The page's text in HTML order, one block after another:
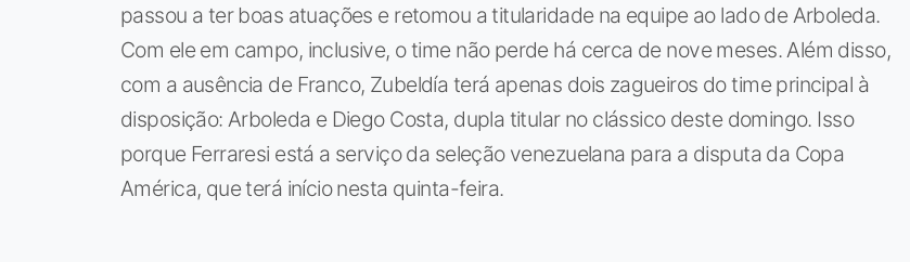
passou a ter boas atuações e retomou a titularidade na equipe ao lado de Arboleda.
Com ele em campo, inclusive, o time não perde há cerca de nove meses. Além disso,
com a ausência de Franco, Zubeldía terá apenas dois zagueiros do time principal à
disposição: Arboleda e Diego Costa, dupla titular no clássico deste domingo. Isso
porque Ferraresi está a serviço da seleção venezuelana para a disputa da Copa
América, que terá início nesta quinta-feira.